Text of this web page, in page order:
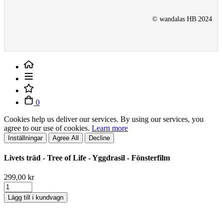
© wandalas HB 2024
0
Cookies help us deliver our services. By using our services, you
agree to our use of cookies. Learn more
Inställningar Agree All Decline
Livets träd - Tree of Life - Yggdrasil - Fönsterfilm
299,00 kr
Lägg till i kundvagn